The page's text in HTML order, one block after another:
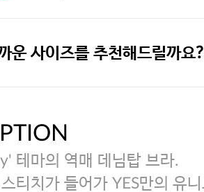
5만원 이
만원 할인 쿠폰(8.1~31)
운 사이즈를 추천해드릴까요?
테마의 역매 데님탑 브라.
티치가 들어가 YES만의 유